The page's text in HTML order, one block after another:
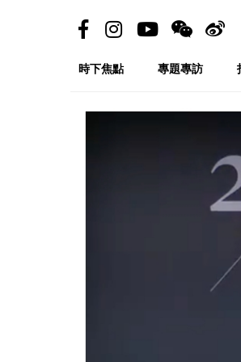
時下焦點 專題專訪